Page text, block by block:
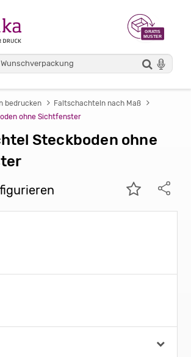
bedrucken
Faltschachteln nach Maß
ohne Sichtfenster
Steckboden ohne